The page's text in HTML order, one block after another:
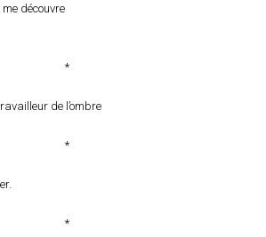
découvre
*
de l’ombre
*
*